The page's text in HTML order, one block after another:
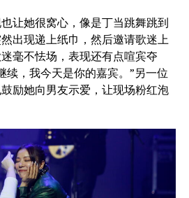
让她很窝心，像是丁当跳舞跳到
出现递上纸巾，然后邀请歌迷上
毫不怯场，表现还有点喧宾夺
续，我今天是你的嘉宾。”另一位
励她向男友示爱，让现场粉红泡